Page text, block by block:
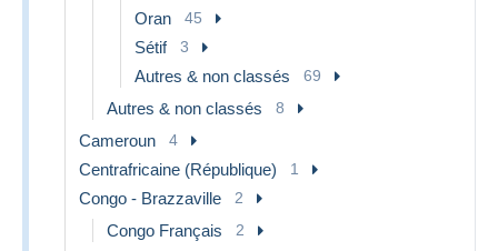
Oran 45
Sétif 3
Autres & non classés 69
Autres & non classés 8
Cameroun 4
Centrafricaine (République) 1
Congo - Brazzaville 2
Congo Français 2